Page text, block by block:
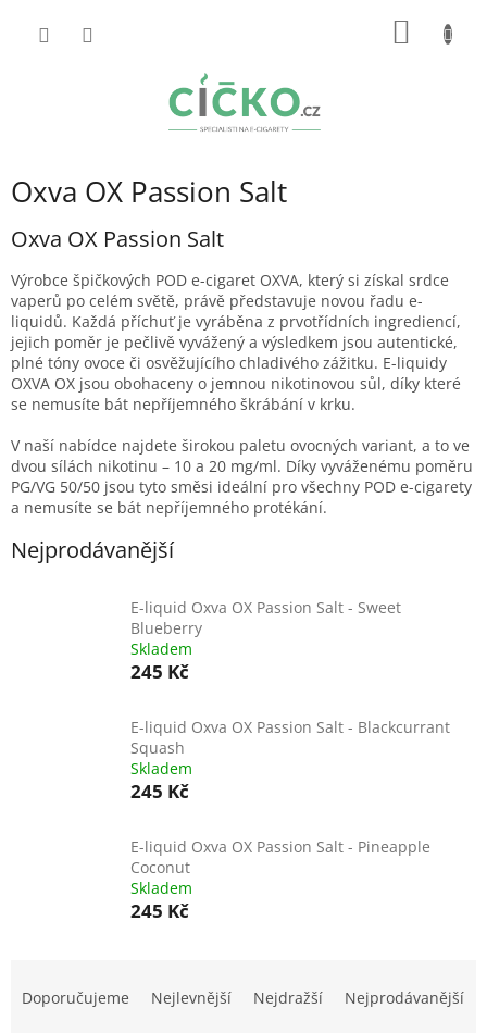
Oxva OX Passion Salt
Oxva OX Passion Salt
Výrobce špičkových POD e-cigaret OXVA, který si získal srdce
vaperů po celém světě, právě představuje novou řadu e-
liquidů. Každá příchuť je vyráběna z prvotřídních ingrediencí,
jejich poměr je pečlivě vyvážený a výsledkem jsou autentické,
plné tóny ovoce či osvěžujícího chladivého zážitku. E-liquidy
OXVA OX jsou obohaceny o jemnou nikotinovou sůl, díky které
se nemusíte bát nepříjemného škrábání v krku.
V naší nabídce najdete širokou paletu ovocných variant, a to ve
dvou sílách nikotinu – 10 a 20 mg/ml. Díky vyváženému poměru
PG/VG 50/50 jsou tyto směsi ideální pro všechny POD e-cigarety
a nemusíte se bát nepříjemného protékání.
Nejprodávanější
E-liquid Oxva OX Passion Salt - Sweet
Blueberry
Skladem
245 Kč
E-liquid Oxva OX Passion Salt - Blackcurrant
Squash
Skladem
245 Kč
E-liquid Oxva OX Passion Salt - Pineapple
Coconut
Skladem
245 Kč
Doporučujeme Nejlevnější Nejdražší Nejprodávanější